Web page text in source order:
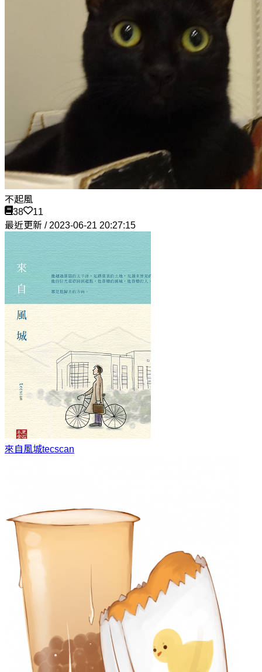
不起風
38
11
最近更新 / 2023-06-21 20:27:15
來自風城tecscan